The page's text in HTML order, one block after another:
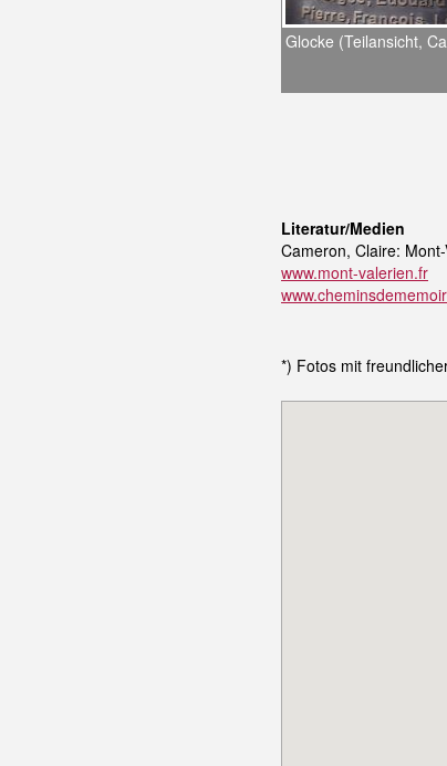
Glocke (Teilansicht,
Literatur/Medien
Cameron, Claire:
www.mont-valerien.fr
*) Fotos mit